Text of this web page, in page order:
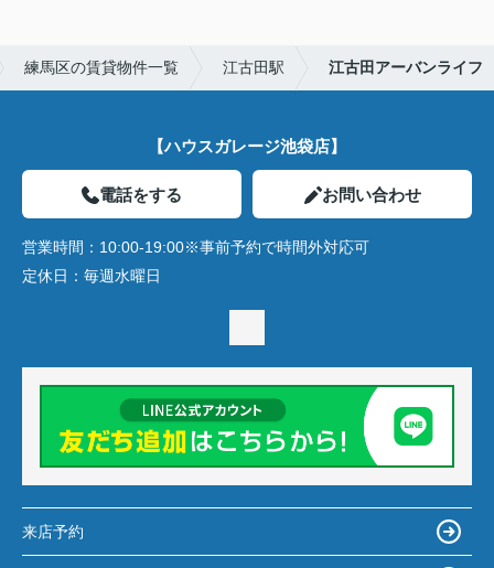
練馬区の賃貸物件一覧 江古田駅 江古田アーバンライフ
【ハウスガレージ池袋店】
電話をする お問い合わせ
営業時間： 10:00-19:00※事前予約で時間外対応可
定休日： 毎週水曜日
来店予約